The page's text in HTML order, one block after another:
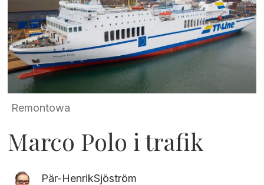
Remontowa
Marco Polo i trafik
Pär-HenrikSjöström